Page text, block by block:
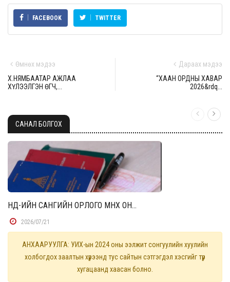
FACEBOOK TWITTER
Өмнөх мэдээ
Х.НЯМБААТАР АЖЛАА
ХҮЛЭЭЛГЭН ӨГЧ,...
Дараах мэдээ
“ХААН ОРДНЫ ХАВАР
2026&rdq...
САНАЛ БОЛГОХ
НД-ИЙН САНГИЙН ОРЛОГО ӨМНӨХ ОН...
2026/07/21
АНХААРУУЛГА: УИХ-ын 2024 оны ээлжит сонгуулийн хуулийн
холбогдох заалтын хүрээнд тус сайтын сэтгэгдэл хэсгийг түр
хугацаанд хаасан болно.